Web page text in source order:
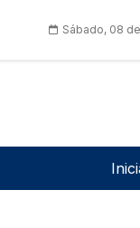
Sábado, 08